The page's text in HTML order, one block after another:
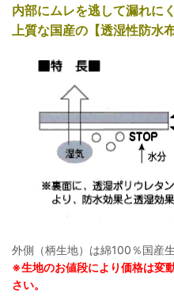
内部にムレを逃して漏れに
上質な国産の【透湿性防水
外側（柄生地）は綿100％国産
※生地のお値段により価格は変
さい。